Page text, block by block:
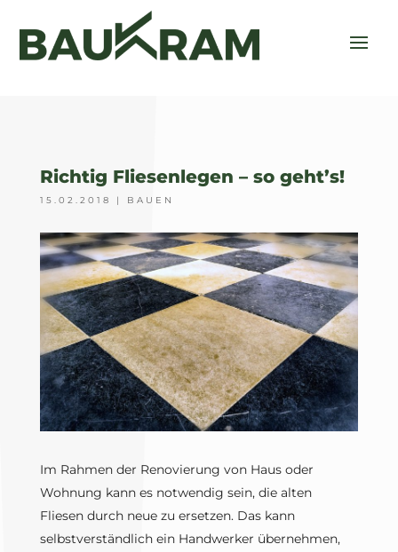
Richtig Fliesenlegen – so geht’s!
15.02.2018 | BAUEN
Im Rahmen der Renovierung von Haus oder
Wohnung kann es notwendig sein, die alten
Fliesen durch neue zu ersetzen. Das kann
selbstverständlich ein Handwerker übernehmen,